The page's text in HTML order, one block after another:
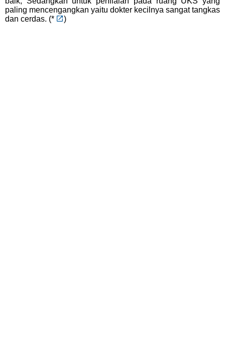
paling mencengangkan yaitu dokter kecilnya sangat tangkas
dan cerdas. (* )